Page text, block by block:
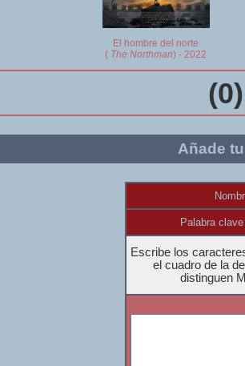
El hombre del norte
( The Northman) - 2022
Añade
Palabra
Escribe los
el cuadro de la
distinguen